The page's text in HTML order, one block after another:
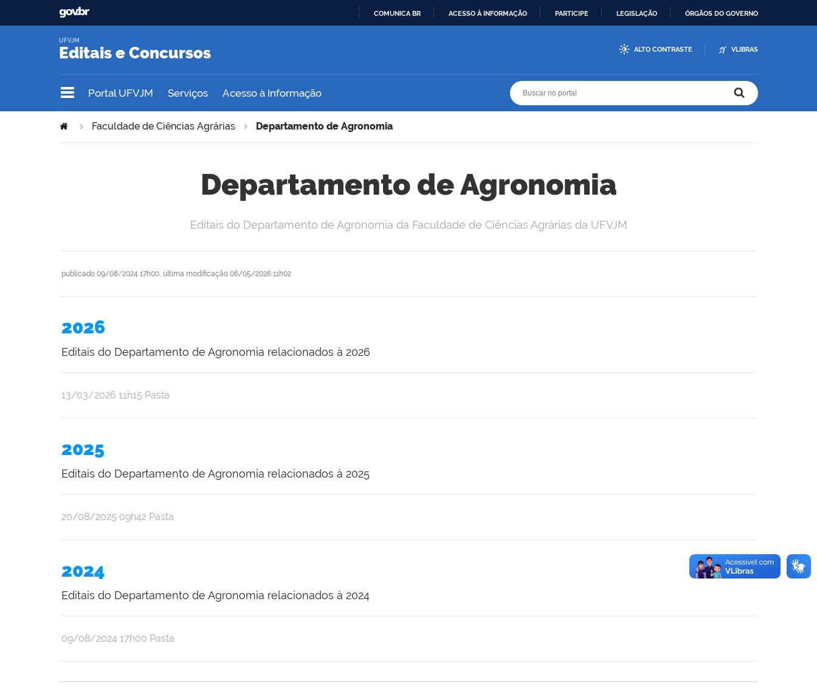
COMUNICA BR ACESSO À INFORMAÇÃO PARTICIPE LEGISLAÇÃO ÓRGÃOS DO GOVERNO
Editais e Concursos
UFVJM
ALTO CONTRASTE VLIBRAS
Portal UFVJM Serviços Acesso à Informação
Faculdade de Ciências Agrárias Departamento de Agronomia
Departamento de Agronomia
publicado 09/08/2024 17h00, última modificação 06/05/2026 11h02
Editais do Departamento de Agronomia da Faculdade de Ciências Agrárias da UFVJM
2026
Editais do Departamento de Agronomia relacionados à 2026
publicado
13/03/2026 11h15 Pasta
2025
Editais do Departamento de Agronomia relacionados à 2025
publicado
20/08/2025 09h42 Pasta
2024
Editais do Departamento de Agronomia relacionados à 2024
publicado
09/08/2024 17h00 Pasta